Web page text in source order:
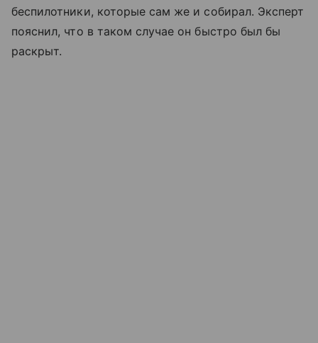
беспилотники, которые сам же и собирал. Эксперт
пояснил, что в таком случае он быстро был бы
раскрыт.